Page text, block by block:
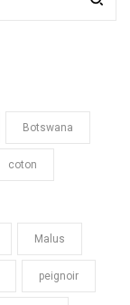
Botswana
coton
Malus
peignoir